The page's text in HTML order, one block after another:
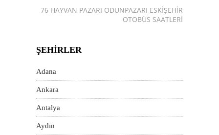
76 HAYVAN PAZARI ODUNPAZARI ESKIŞEHIR
OTOBÜS SAATLERI
ŞEHIRLER
Adana
Ankara
Antalya
Aydın